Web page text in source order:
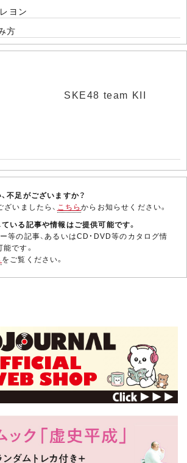
ヨン
方
SKE48 team KII
不足がございますか？
いましたら、 こちらからお知らせください。
いる記事や情報はご提供可能です。
等の記事、あるいはCD・DVD等のカタログ情
です。
をご覧ください。